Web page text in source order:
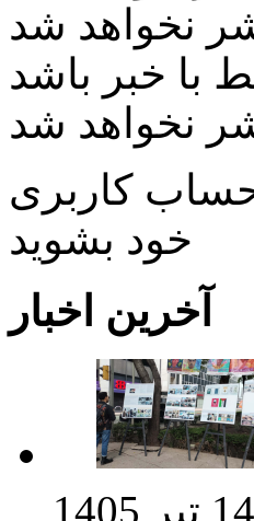
با خبر باشد
نخواهد شد
حساب كاربری
خود بشويد
آخرین اخبار
14 تیر 1405